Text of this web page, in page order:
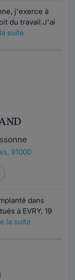
j'exerce à
du travail.J'ai
suite
91000
dans
à EVRY, 19
la suite